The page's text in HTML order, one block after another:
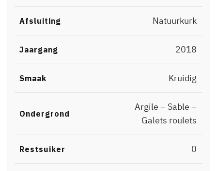
Afsluiting Natuurkurk
Jaargang 2018
Smaak Kruidig
Ondergrond
Argile – Sable –
Galets roulets
Restsuiker 0